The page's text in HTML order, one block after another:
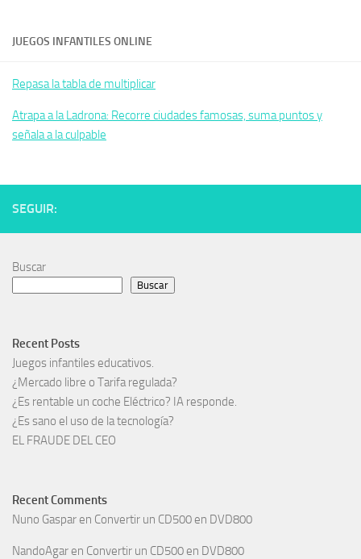
JUEGOS INFANTILES ONLINE
Repasa la tabla de multiplicar
Atrapa a la Ladrona: Recorre ciudades famosas, suma puntos y
señala a la culpable
SEGUIR:
Buscar
Buscar
Recent Posts
Juegos infantiles educativos.
¿Mercado libre o Tarifa regulada?
¿Es rentable un coche Eléctrico? IA responde.
¿Es sano el uso de la tecnología?
EL FRAUDE DEL CEO
Recent Comments
Nuno Gaspar en Convertir un CD500 en DVD800
NandoAgar en Convertir un CD500 en DVD800